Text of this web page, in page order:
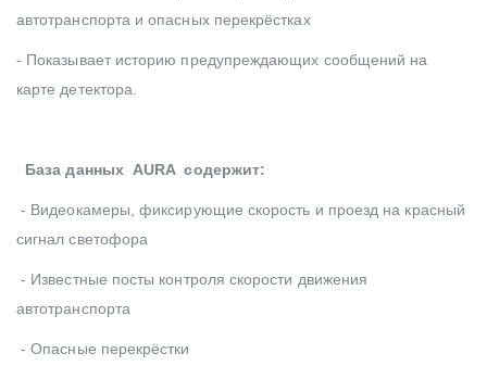
автотранспорта и опасных перекрёстках
- Показывает историю предупреждающих сообщений на
карте детектора.
База данных AURA содержит:
- Видеокамеры, фиксирующие скорость и проезд на красный
сигнал светофора
- Известные посты контроля скорости движения
автотранспорта
- Опасные перекрёстки